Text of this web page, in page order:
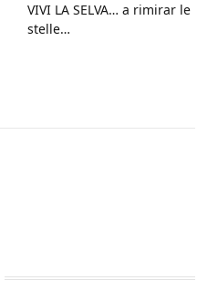
VIVI LA SELVA… a rimirar le
stelle…